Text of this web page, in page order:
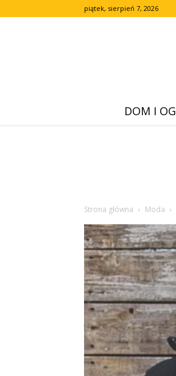
piątek, sierpień 7, 2026
DOM I
Strona główna Moda